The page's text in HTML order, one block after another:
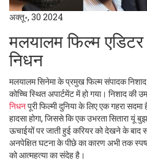
अक्तू॰, 30 2024
मलयालम फिल्म
निधन
मलयालम सिनेमा के प्रमुख फिल्म संपादक
कोच्चि स्थित अपार्टमेंट में हो गया। निशाद
निधनपूरी फिल्मी दुनिया के लिए एक गहरा
हादसा होगा, जिससे कि एक उभरता सितारा यूं
ऊचाईयों पर जाती हुई करियर को देखने के बाद
अनपेक्षित घटना के पीछे का कारण अभी तक
को आत्महत्या का संदेह है।